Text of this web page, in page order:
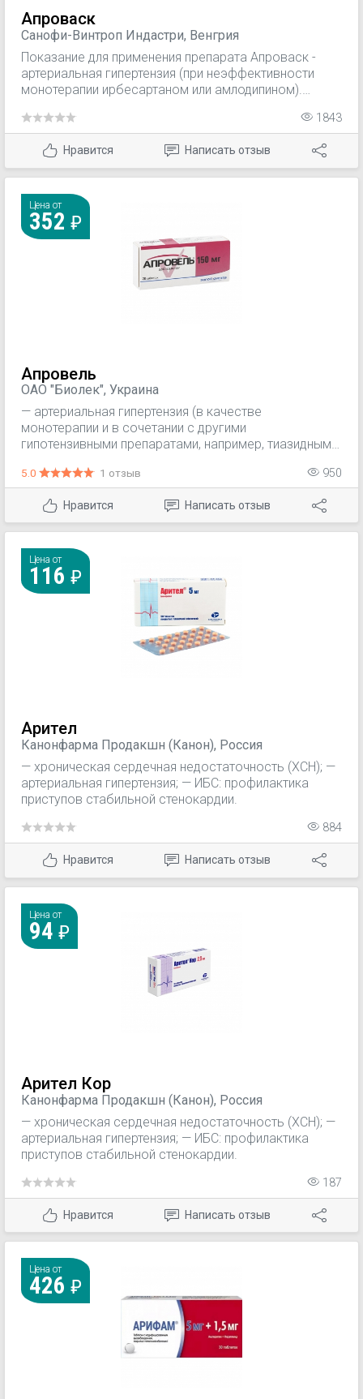
Апроваск
Санофи-Винтроп Индастри, Венгрия
Показание для применения препарата Апроваск -
артериальная гипертензия (при неэффективности
монотерапии ирбесартаном или амлодипином).
активных веществ, входящих в состав препарата
Апроваск®, ирбесартана и амлодипина,
способствуют их аддитивному антигипертензивному
действию при применении в комбинации по
этих препаратов в отдельности.
1843
Нравится Написать отзыв
Цена от
352
Апровель
ОАО "Биолек", Украина
— артериальная гипертензия (в качестве
монотерапии и в сочетании с другими
гипотензивными препаратами, например, тиазидными
блокаторами медленных кальциевых каналов
длительного действия); — нефропатия при
артериальной гипертензии и сахарном диабете 2 типа
(в составе комбинированной гипотензивной
5.0 1 отзыв 950
Нравится Написать отзыв
Цена от
116
Арител
Канонфарма Продакшн (Канон), Россия
— хроническая сердечная недостаточность (ХСН); —
артериальная гипертензия; — ИБС: профилактика
приступов стабильной стенокардии.
884
Нравится Написать отзыв
Цена от
94
Арител Кор
Канонфарма Продакшн (Канон), Россия
— хроническая сердечная недостаточность (ХСН); —
артериальная гипертензия; — ИБС: профилактика
приступов стабильной стенокардии.
187
Нравится Написать отзыв
Цена от
426